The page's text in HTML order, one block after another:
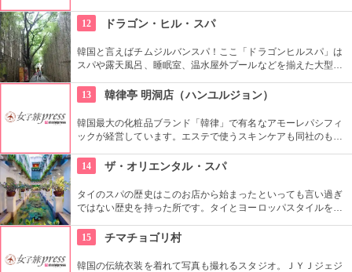
う。
12 ドラゴン・ヒル・スパ
韓国と言えばチムジルバンスパ！ここ「ドラゴンヒルスパ」は
スパや露天風呂、睡眠室、温水屋外プールなどを揃えた大型施
やゴルフ練習場、マッサージ、レストランなど様々なお楽しみ
スポットがあるので、時間が過ぎるのもあっという間です！
13 韓律亭 明洞店（ハンユルジョン）
韓国最大の化粧品ブランド「韓律」で有名なアモーレパシフィ
ックが経営しています。エステで使うスキンケアも同社のもの
す。
14 ザ・オリエンタル・スパ
タイのスパの歴史はこのお店から始まったといっても言い過ぎ
ではない歴史を持った所です。タイとヨーロッパスタイルを混
です。
15 チマチョゴリ村
韓国の伝統衣装を着れて写真も撮れるスタジオ。ＪＹＪジェジ